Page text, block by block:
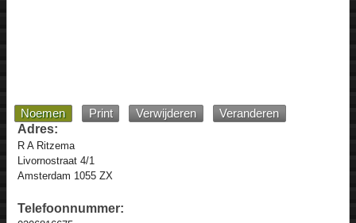
Noemen Print Verwijderen
Veranderen
Adres:
R A Ritzema
Livornostraat 4/1
Amsterdam 1055 ZX
Telefoonnummer: